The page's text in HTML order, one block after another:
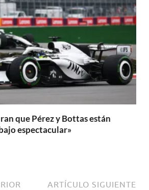
que Pérez y Bottas están
espectacular»
ARTÍCULO SIGUIENTE